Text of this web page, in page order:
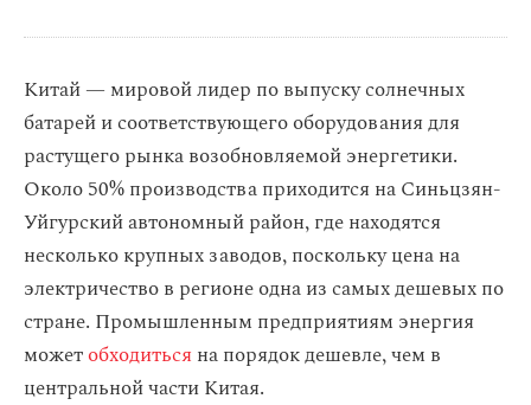
Китай — мировой лидер по выпуску солнечных
батарей и соответствующего оборудования для
растущего рынка возобновляемой энергетики.
Около 50% производства приходится на Синьцзян-
Уйгурский автономный район, где находятся
несколько крупных заводов, поскольку цена на
электричество в регионе одна из самых дешевых по
стране. Промышленным предприятиям энергия
можетобходиться на порядок дешевле, чем в
центральной части Китая.